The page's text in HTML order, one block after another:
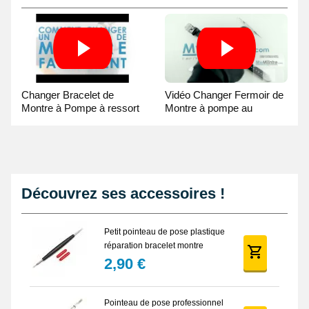
Changer Bracelet de
Montre à Pompe à ressort
Vidéo Changer Fermoir de
Montre à pompe au
Découvrez ses accessoires !
Petit pointeau de pose plastique
réparation bracelet montre
2,90 €
Pointeau de pose professionnel